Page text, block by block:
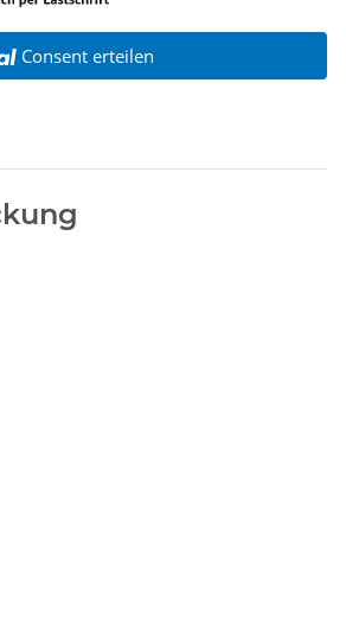
Consent erteilen